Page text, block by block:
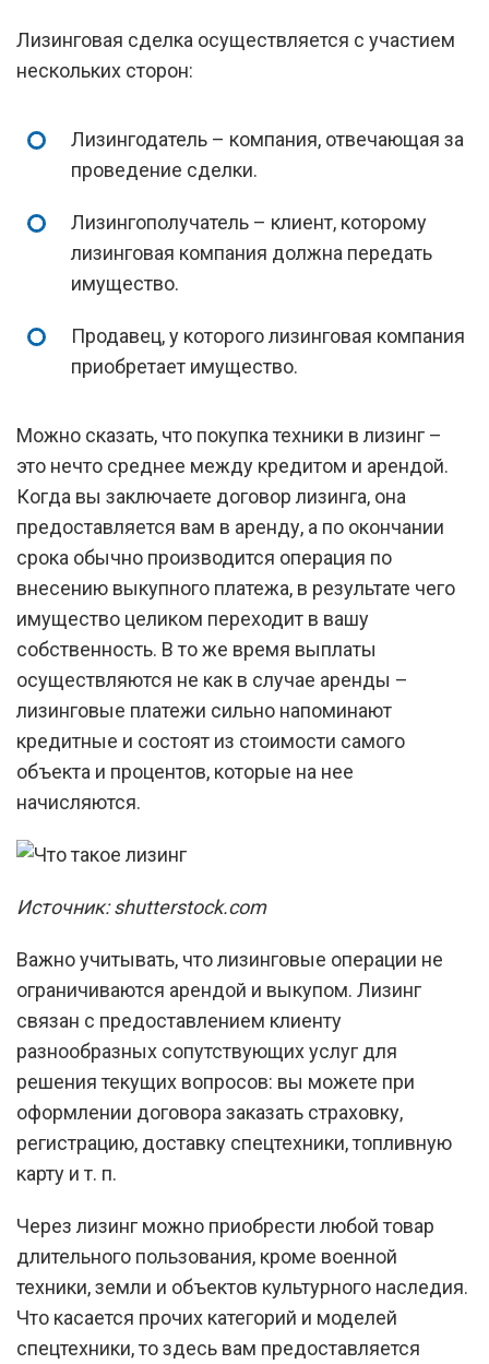
Лизинговая сделка осуществляется с участием
нескольких сторон:
Лизингодатель – компания, отвечающая за
проведение сделки.
Лизингополучатель – клиент, которому
лизинговая компания должна передать
имущество.
Продавец, у которого лизинговая компания
приобретает имущество.
Можно сказать, что покупка техники в лизинг –
это нечто среднее между кредитом и арендой.
Когда вы заключаете договор лизинга, она
предоставляется вам в аренду, а по окончании
срока обычно производится операция по
внесению выкупного платежа, в результате чего
имущество целиком переходит в вашу
собственность. В то же время выплаты
осуществляются не как в случае аренды –
лизинговые платежи сильно напоминают
кредитные и состоят из стоимости самого
объекта и процентов, которые на нее
начисляются.
Источник: shutterstock.com
Важно учитывать, что лизинговые операции не
ограничиваются арендой и выкупом. Лизинг
связан с предоставлением клиенту
разнообразных сопутствующих услуг для
решения текущих вопросов: вы можете при
оформлении договора заказать страховку,
регистрацию, доставку спецтехники, топливную
карту и т. п.
Через лизинг можно приобрести любой товар
длительного пользования, кроме военной
техники, земли и объектов культурного наследия.
Что касается прочих категорий и моделей
спецтехники, то здесь вам предоставляется